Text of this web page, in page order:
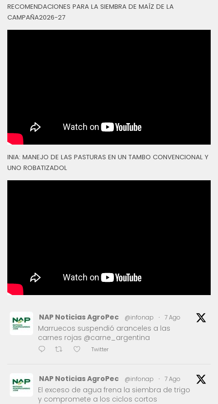
RECOMENDACIONES PARA LA SIEMBRA DE MAÍZ DE LA
CAMPAÑA2026-27
INIA: MANEJO DE LAS PASTURAS EN UN TAMBO CONVENCIONAL Y
UNO ROBATIZADOL
NAP Noticias AgroPec @infonap · 7 Ago
Marruecos suspendió aranceles a las
carnes rojas @carne_argentina
Twitter
NAP Noticias AgroPec @infonap · 7 Ago
El exceso de agua frena la siembra de trigo
y compromete a los ciclos cortos